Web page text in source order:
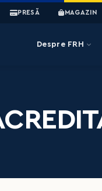
PRESĂ MAGAZIN
Despre FRH